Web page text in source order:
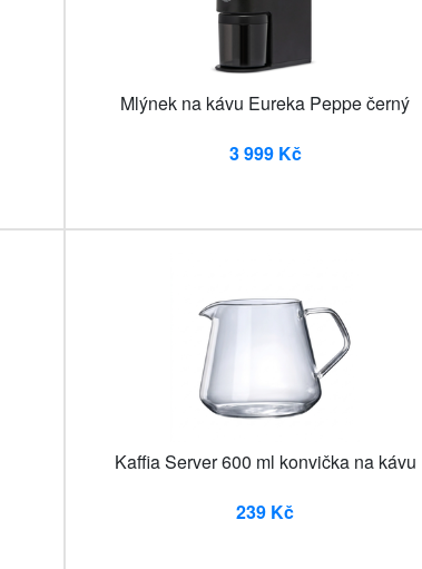
Mlýnek na kávu Eureka Peppe černý
3 999 Kč
Kaffia Server 600 ml konvička na kávu
239 Kč